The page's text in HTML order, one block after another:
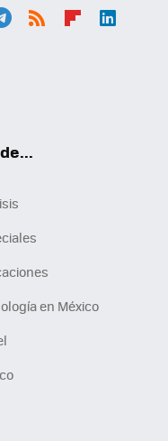
en México